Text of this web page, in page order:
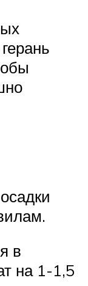
в
на 1-1,5